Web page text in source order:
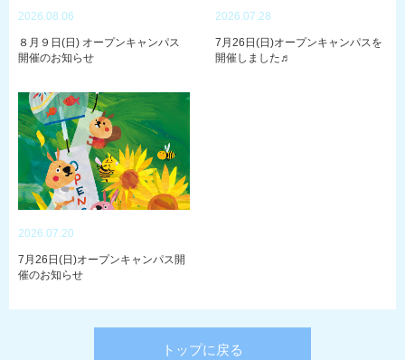
2026.08.06
８月９日(日) オープンキャンパス
開催のお知らせ
2026.07.28
7月26日(日)オープンキャンパスを
開催しました♬
2026.07.20
7月26日(日)オープンキャンパス開
催のお知らせ
トップに戻る